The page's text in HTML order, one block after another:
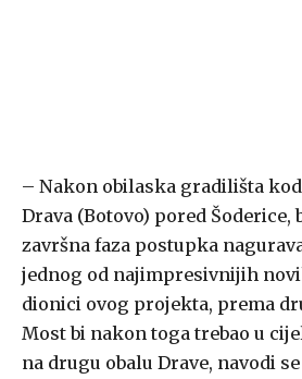
– Nakon obilaska gradilišta
Drava (Botovo) pored Šoderice,
završna faza postupka
jednog od najimpresivnijih
dionici ovog projekta, prema
Most bi nakon toga trebao u
na drugu obalu Drave, navodi